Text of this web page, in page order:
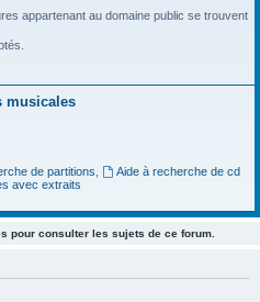
appartenant au domaine public se trouvent
musicales
de partitions
Aide à recherche de cd
avec extraits
pour consulter les sujets de ce forum.